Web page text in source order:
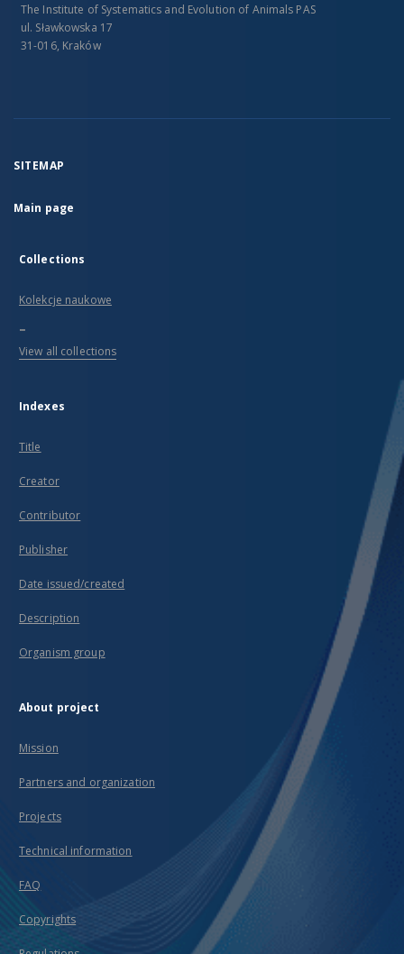
The Institute of Systematics and Evolution of Animals PAS
ul. Sławkowska 17
31-016, Kraków
SITEMAP
Main page
Collections
Kolekcje naukowe
...
View all collections
Indexes
Title
Creator
Contributor
Publisher
Date issued/created
Description
Organism group
About project
Mission
Partners and organization
Projects
Technical information
FAQ
Copyrights